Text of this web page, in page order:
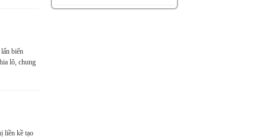
biển
lô, chung
liền kề tạo